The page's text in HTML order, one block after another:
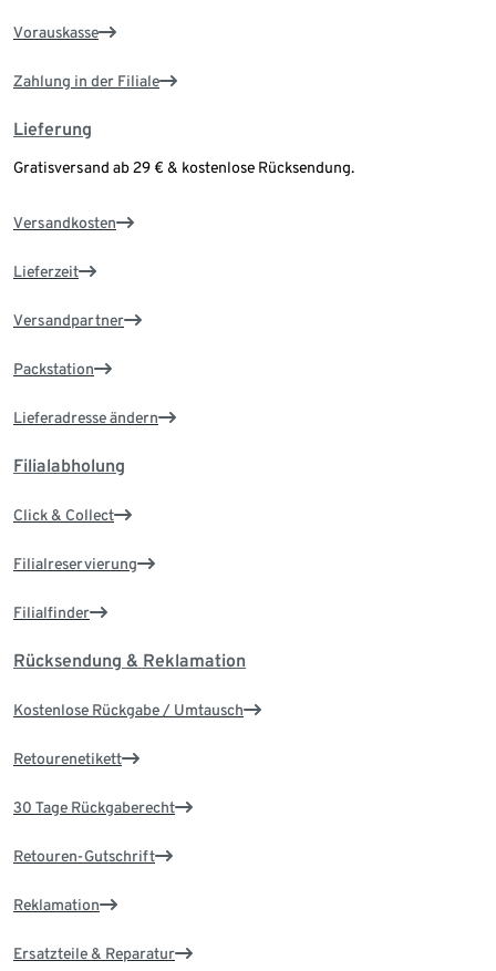
Vorauskasse
Zahlung in der Filiale
Lieferung
Gratisversand ab 29 € & kostenlose Rücksendung.
Versandkosten
Lieferzeit
Versandpartner
Packstation
Lieferadresse ändern
Filialabholung
Click & Collect
Filialreservierung
Filialfinder
Rücksendung & Reklamation
Kostenlose Rückgabe / Umtausch
Retourenetikett
30 Tage Rückgaberecht
Retouren-Gutschrift
Reklamation
Ersatzteile & Reparatur